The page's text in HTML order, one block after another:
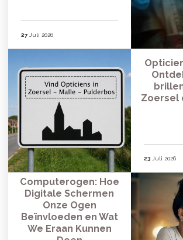
27 Juli 2026
Zoersel
23 Juli 2026
Computerogen: Hoe
Digitale Schermen
Onze Ogen
Beïnvloeden en Wat
We Eraan Kunnen